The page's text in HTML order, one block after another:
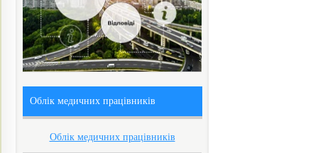
Облік медичних працівників
Облік медичних працівників